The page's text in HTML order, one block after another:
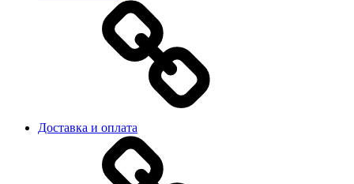
Доставка и оплата